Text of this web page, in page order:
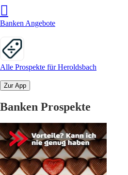
Banken Angebote
Alle Prospekte für Heroldsbach
Zur App
Banken Prospekte